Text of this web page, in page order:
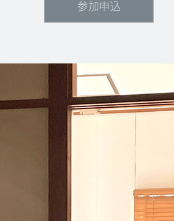
参加申込